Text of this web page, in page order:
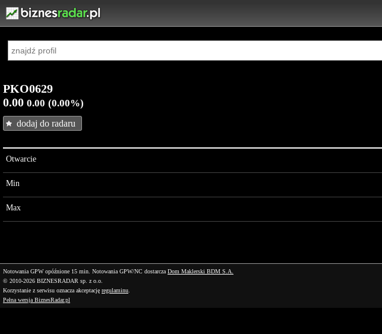
PKO0629
0.00 0.00 (0.00%)
dodaj do radaru
Otwarcie
Min
Max
Notowania GPW opóźnione 15 min. Notowania GPW/NC dostarcza Dom Maklerski BDM S.A.
© 2010-2026 BIZNESRADAR sp. z o.o.
Korzystanie z serwisu oznacza akceptację regulaminu
Pełna wersja BiznesRadar.pl